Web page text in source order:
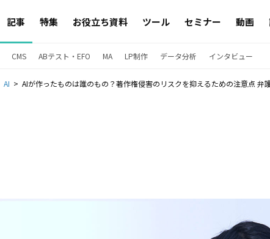
記事 特集 お役立ち資料 ツール セミナー 動画
CMS ABテスト・EFO MA LP制作 データ分析 インタビュー
AI AIが作ったものは誰のもの？著作権侵害のリスクを抑えるための注意点